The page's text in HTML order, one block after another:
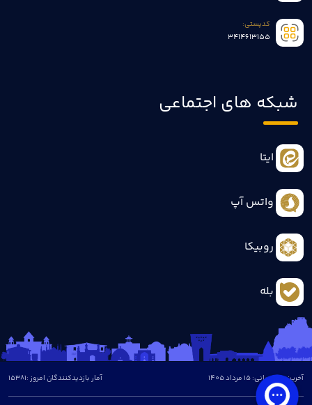
کدپستی:
3414613155
شبکه های اجتماعی
ایتا
واتس آپ
روبیکا
بله
آخرین بروزرسانی: 15 مرداد 1405 آمار بازدیدکنندگان امروز :15381